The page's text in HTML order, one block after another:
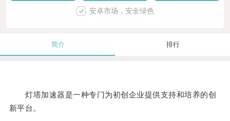
安卓市场，安全绿色
简介 排行
灯塔加速器是一种专门为初创企业提供支持和培养的创
新平台。